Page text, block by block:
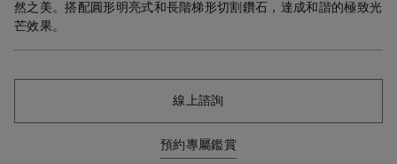
然之美。搭配圓形明亮式和長階梯形切割鑽石，達成和諧的極致光
芒效果。
線上諮詢
預約專屬鑑賞